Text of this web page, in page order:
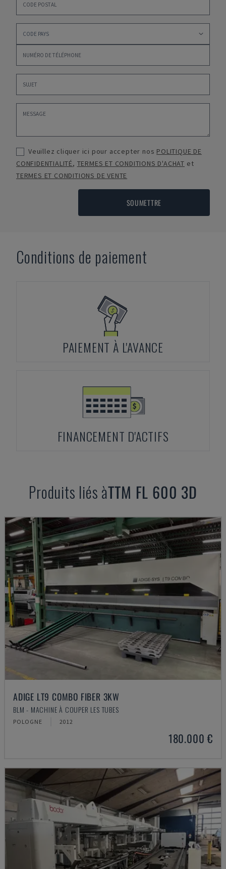
Veuillez cliquer ici pour accepter nos POLITIQUE DE
CONFIDENTIALITÉ, TERMES ET CONDITIONS D'ACHAT et
TERMES ET CONDITIONS DE VENTE
SOUMETTRE
Conditions de paiement
PAIEMENT À L'AVANCE
FINANCEMENT D'ACTIFS
Produits liés àTTM FL 600 3D
ADIGE LT9 COMBO FIBER 3KW
BLM - MACHINE À COUPER LES TUBES
POLOGNE 2012
180.000 €